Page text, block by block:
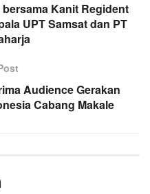
Kanit Regident
UPT Samsat dan PT
Audience Gerakan
Cabang Makale